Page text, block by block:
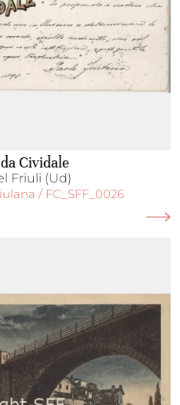
Cividale
Friuli (Ud)
/ FC_SFF_0026